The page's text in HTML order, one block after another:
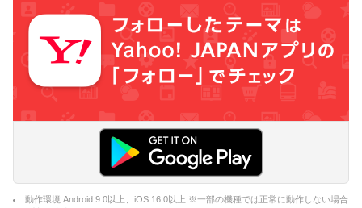
動作環境 Android 9.0以上、iOS 16.0以上 ※一部の機種では正常に動作しない場合